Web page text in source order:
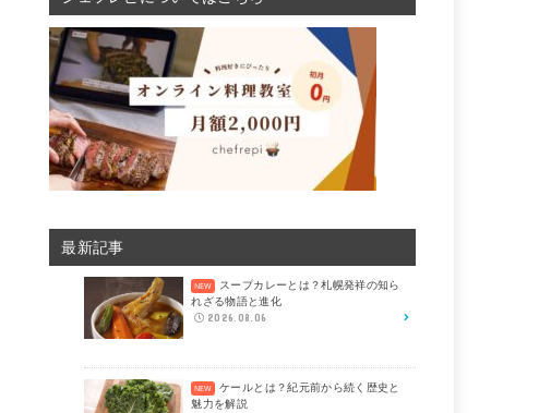
最新記事
スープカレーとは？札幌発祥の知ら
れざる物語と進化
2026.08.06
ケールとは？紀元前から続く歴史と
魅力を解説